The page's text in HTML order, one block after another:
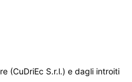
(CuDriEc S.r.l.) e dagli introiti